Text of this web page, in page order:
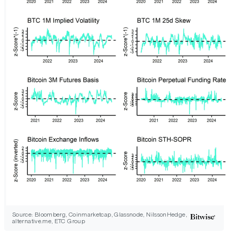
Source: Bloomberg, Coinmarketcap, Glassnode, NilssonHedge,
alternative.me, ETC Group